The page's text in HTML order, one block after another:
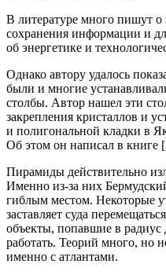
В литературе много пишут
сохранения информации и
об энергетике и
Однако автору удалось
были и многие
столбы. Автор нашел эти
закрепления кристаллов и
и полигональной кладки в
Об этом он написал в книге
Пирамиды действительно
Именно из-за них
гиблым местом. Некоторые
заставляет суда
объекты, попавшие в радиус
работать. Теорий много, но
именно с атлантами.